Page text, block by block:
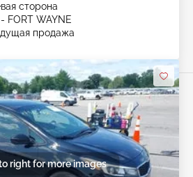
сторона
- FORT WAYNE
продажа
right for more images